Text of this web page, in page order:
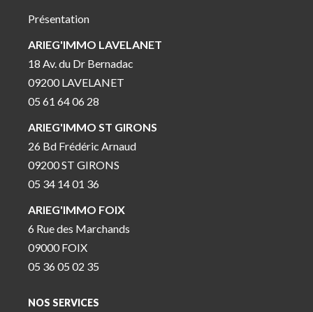
Présentation
ARIEG'IMMO LAVELANET
18 Av. du Dr Bernadac
09200 LAVELANET
05 61 64 06 28
ARIEG'IMMO ST GIRONS
26 Bd Frédéric Arnaud
09200 ST GIRONS
05 34 14 01 36
ARIEG'IMMO FOIX
6 Rue des Marchands
09000 FOIX
05 36 05 02 35
NOS SERVICES